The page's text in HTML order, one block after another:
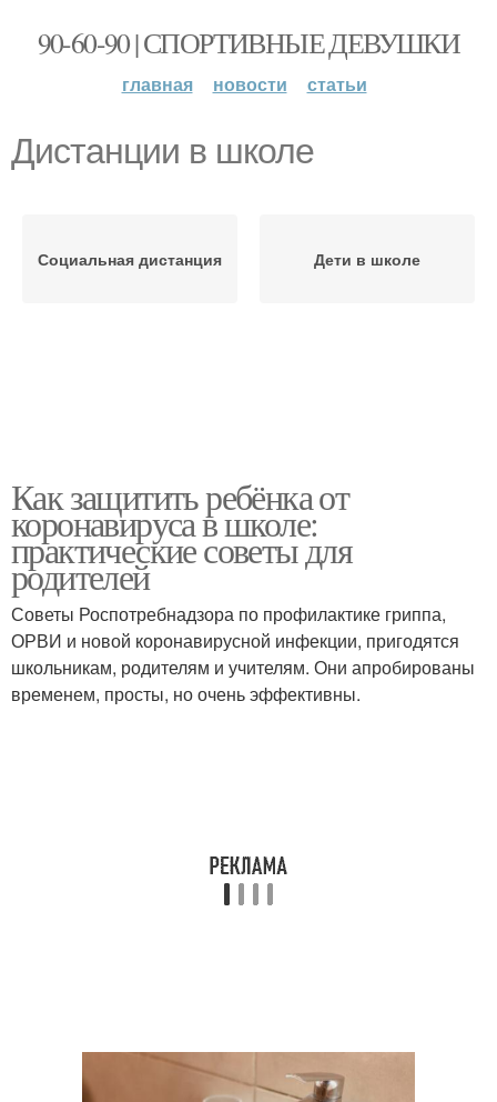
90-60-90 | СПОРТИВНЫЕ ДЕВУШКИ
главная новости статьи
Дистанции в школе
Социальная дистанция Дети в школе
Как защитить ребёнка от
коронавируса в школе:
практические советы для
родителей
Советы Роспотребнадзора по профилактике гриппа,
ОРВИ и новой коронавирусной инфекции, пригодятся
школьникам, родителям и учителям. Они апробированы
временем, просты, но очень эффективны.